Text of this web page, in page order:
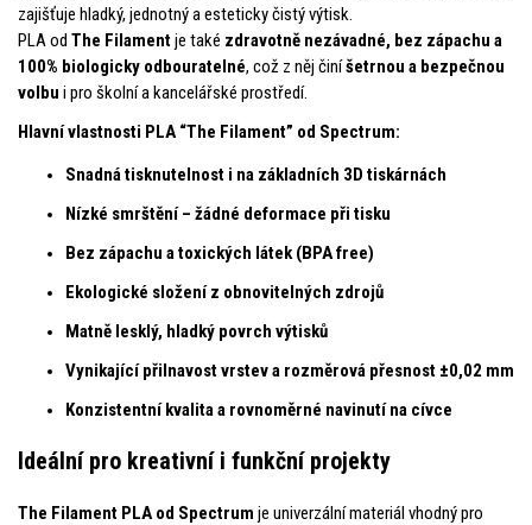
zajišťuje hladký, jednotný a esteticky čistý výtisk.
PLA od The Filamentje také zdravotně nezávadné, bez zápachu a
100% biologicky odbouratelné, což z něj činíšetrnou a bezpečnou
volbu i pro školní a kancelářské prostředí.
Hlavní vlastnosti PLA “The Filament” od Spectrum:
Snadná tisknutelnost i na základních 3D tiskárnách
Nízké smrštění – žádné deformace při tisku
Bez zápachu a toxických látek (BPA free)
Ekologické složení z obnovitelných zdrojů
Matně lesklý, hladký povrch výtisků
Vynikající přilnavost vrstev a rozměrová přesnost ±0,02 mm
Konzistentní kvalita a rovnoměrné navinutí na cívce
Ideální pro kreativní i funkční projekty
The Filament PLA od Spectrum je univerzální materiál vhodný pro